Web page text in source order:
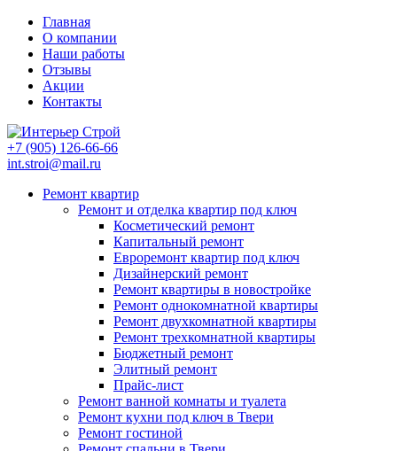
Главная
О компании
Наши работы
Отзывы
Акции
Контакты
+7 (905) 126-66-66
int.stroi@mail.ru
Ремонт квартир
Ремонт и отделка квартир под ключ
Косметический ремонт
Капитальный ремонт
Евроремонт квартир под ключ
Дизайнерский ремонт
Ремонт квартиры в новостройке
Ремонт однокомнатной квартиры
Ремонт двухкомнатной квартиры
Ремонт трехкомнатной квартиры
Бюджетный ремонт
Элитный ремонт
Прайс-лист
Ремонт ванной комнаты и туалета
Ремонт кухни под ключ в Твери
Ремонт гостиной